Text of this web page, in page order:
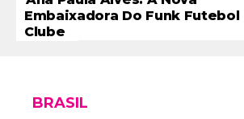
Embaixadora Do Funk Futebol
Clube
BRASIL